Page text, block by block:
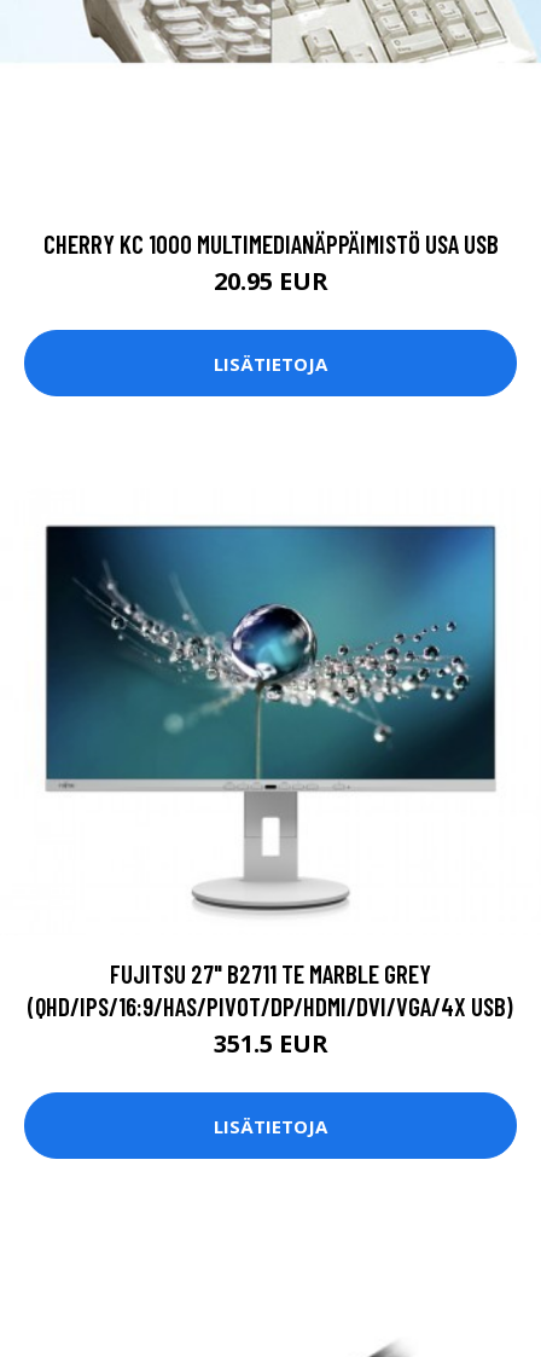
CHERRY KC 1000 MULTIMEDIANÄPPÄIMISTÖ USA USB
20.95 EUR
LISÄTIETOJA
FUJITSU 27" B2711 TE MARBLE GREY
(QHD/IPS/16:9/HAS/PIVOT/DP/HDMI/DVI/VGA/4X USB)
351.5 EUR
LISÄTIETOJA